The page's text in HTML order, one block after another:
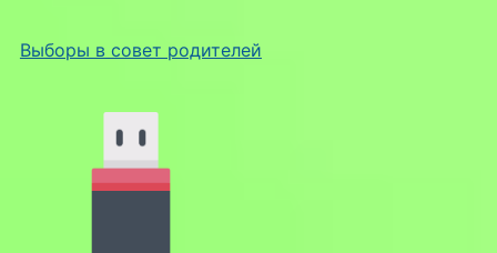
Выборы в совет родителей